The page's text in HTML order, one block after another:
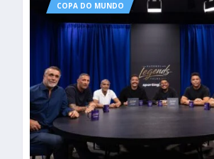
COPA DO MUNDO